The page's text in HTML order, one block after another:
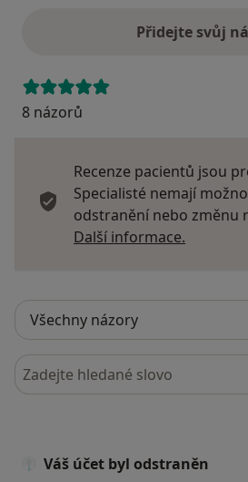
Přidejte svůj
8 názorů
Recenze pacientů jsou
Specialisté nemají
odstranění nebo změnu
Další informace.
Hledejte v názorech
Váš účet byl odstraněn